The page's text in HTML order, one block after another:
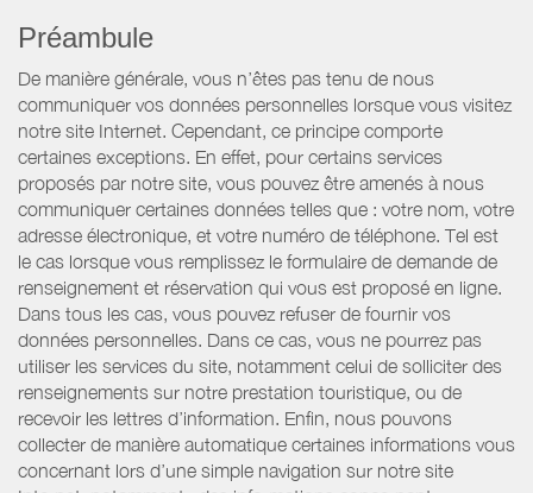
Préambule
De manière générale, vous n’êtes pas tenu de nous
communiquer vos données personnelles lorsque vous visitez
notre site Internet. Cependant, ce principe comporte
certaines exceptions. En effet, pour certains services
proposés par notre site, vous pouvez être amenés à nous
communiquer certaines données telles que : votre nom, votre
adresse électronique, et votre numéro de téléphone. Tel est
le cas lorsque vous remplissez le formulaire de demande de
renseignement et réservation qui vous est proposé en ligne.
Dans tous les cas, vous pouvez refuser de fournir vos
données personnelles. Dans ce cas, vous ne pourrez pas
utiliser les services du site, notamment celui de solliciter des
renseignements sur notre prestation touristique, ou de
recevoir les lettres d’information. Enfin, nous pouvons
collecter de manière automatique certaines informations vous
concernant lors d’une simple navigation sur notre site